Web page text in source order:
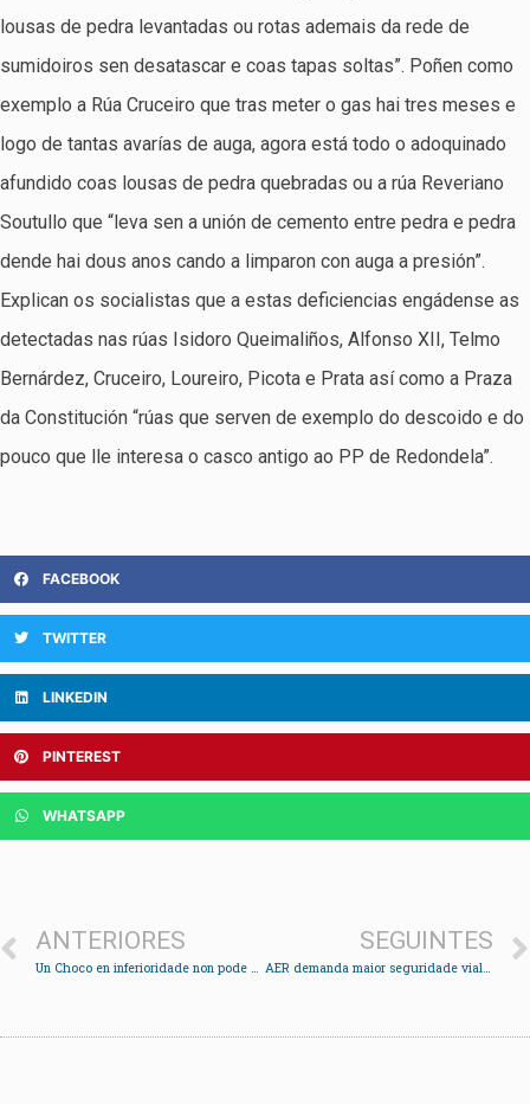
lousas de pedra levantadas ou rotas ademais da rede de
sumidoiros sen desatascar e coas tapas soltas”. Poñen como
exemplo a Rúa Cruceiro que tras meter o gas hai tres meses e
logo de tantas avarías de auga, agora está todo o adoquinado
afundido coas lousas de pedra quebradas ou a rúa Reveriano
Soutullo que “leva sen a unión de cemento entre pedra e pedra
dende hai dous anos cando a limparon con auga a presión”.
Explican os socialistas que a estas deficiencias engádense as
detectadas nas rúas Isidoro Queimaliños, Alfonso XII, Telmo
Bernárdez, Cruceiro, Loureiro, Picota e Prata así como a Praza
da Constitución “rúas que serven de exemplo do descoido e do
pouco que lle interesa o casco antigo ao PP de Redondela”.
FACEBOOK
TWITTER
LINKEDIN
PINTEREST
WHATSAPP
ANTERIORES
Un Choco en inferioridade non pode co Mugardos
SEGUINTES
AER demanda maior seguridade vial na N-552 á altura das obras do Mercadona en Cedeira